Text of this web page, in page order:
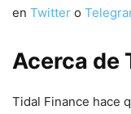
en Twitter o
Acerca de
Tidal Finance hace